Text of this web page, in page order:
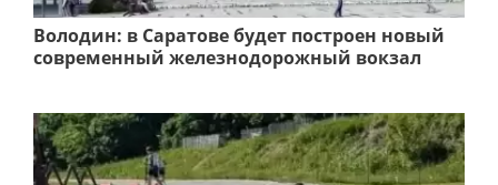
Володин: в Саратове будет построен новый
современный железнодорожный вокзал